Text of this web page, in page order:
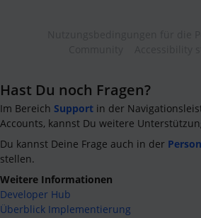
Hast Du noch Fragen?
Im Bereich Support in der
Accounts, kannst Du weitere
Du kannst Deine Frage auch in der
stellen.
Weitere Informationen
Developer Hub
Überblick Implementierung